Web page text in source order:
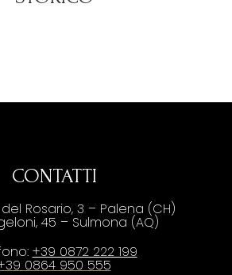
CONTATTI
Rosario, 3 – Palena (CH)
45 – Sulmona (AQ)
+39 0872 222 199
0864 950 555